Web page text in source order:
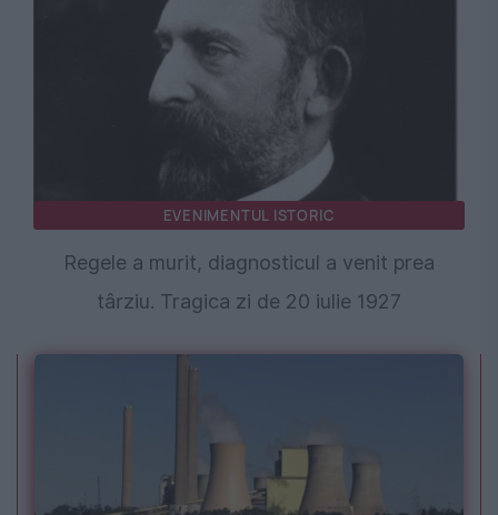
EVENIMENTUL ISTORIC
Regele a murit, diagnosticul a venit prea
târziu. Tragica zi de 20 iulie 1927